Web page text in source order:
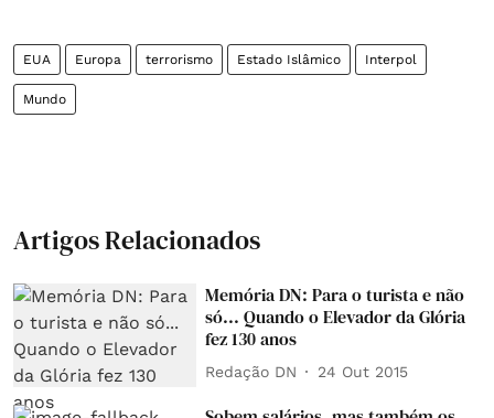
EUA Europa terrorismo Estado Islâmico Interpol
Mundo
Artigos Relacionados
Memória DN: Para o turista e não
só... Quando o Elevador da Glória
fez 130 anos
Redação DN 24 Out 2015